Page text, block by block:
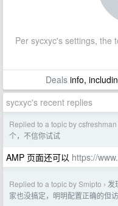
Per sycxyc's settings, the
Dealsinfo,
sycxyc's recent replies
Replied to a topic by csfreshman
个，不信你试试
AMP 页面还可以 https://
Replied to a topic by Smipto › 发
家也没搞定，明明配置正确的但